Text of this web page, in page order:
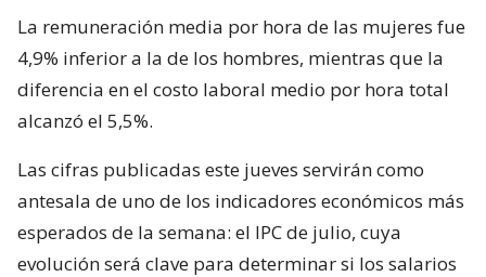
La remuneración media por hora de las mujeres fue
4,9% inferior a la de los hombres, mientras que la
diferencia en el costo laboral medio por hora total
alcanzó el 5,5%.
Las cifras publicadas este jueves servirán como
antesala de uno de los indicadores económicos más
esperados de la semana: el IPC de julio, cuya
evolución será clave para determinar si los salarios